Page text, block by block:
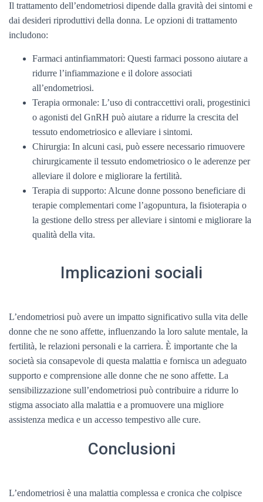
Il trattamento dell’endometriosi dipende dalla gravità dei sintomi e
dai desideri riproduttivi della donna. Le opzioni di trattamento
includono:
Farmaci antinfiammatori: Questi farmaci possono aiutare a
ridurre l’infiammazione e il dolore associati
all’endometriosi.
Terapia ormonale: L’uso di contraccettivi orali, progestinici
o agonisti del GnRH può aiutare a ridurre la crescita del
tessuto endometriosico e alleviare i sintomi.
Chirurgia: In alcuni casi, può essere necessario rimuovere
chirurgicamente il tessuto endometriosico o le aderenze per
alleviare il dolore e migliorare la fertilità.
Terapia di supporto: Alcune donne possono beneficiare di
terapie complementari come l’agopuntura, la fisioterapia o
la gestione dello stress per alleviare i sintomi e migliorare la
qualità della vita.
Implicazioni sociali
L’endometriosi può avere un impatto significativo sulla vita delle
donne che ne sono affette, influenzando la loro salute mentale, la
fertilità, le relazioni personali e la carriera. È importante che la
società sia consapevole di questa malattia e fornisca un adeguato
supporto e comprensione alle donne che ne sono affette. La
sensibilizzazione sull’endometriosi può contribuire a ridurre lo
stigma associato alla malattia e a promuovere una migliore
assistenza medica e un accesso tempestivo alle cure.
Conclusioni
L’endometriosi è una malattia complessa e cronica che colpisce